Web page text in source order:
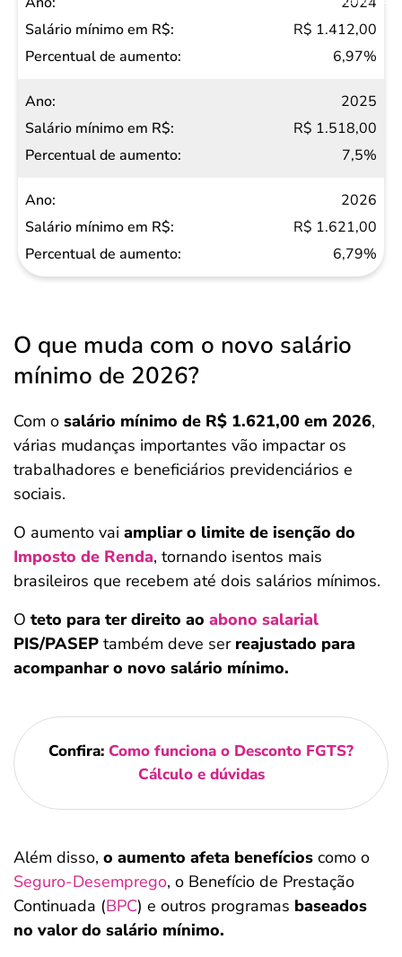
R$ 1.412,00
6,97%
2025
R$ 1.518,00
7,5%
2026
R$ 1.621,00
6,79%
O que muda com o novo salário
mínimo de 2026?
Com o salário mínimo de R$ 1.621,00 em 2026,
várias mudanças importantes vão impactar os
trabalhadores e beneficiários previdenciários e
sociais.
O aumento vai ampliar o limite de isenção do
Imposto de Renda, tornando isentos mais
brasileiros que recebem até dois salários mínimos.
O teto para ter direito ao abono salarial
PIS/PASEP também deve ser reajustado para
acompanhar o novo salário mínimo.
Confira: Como funciona o Desconto FGTS?
Cálculo e dúvidas
Além disso, o aumento afeta benefícios como o
Seguro-Desemprego, o Benefício de Prestação
Continuada (BPC) e outros programas baseados
no valor do salário mínimo.